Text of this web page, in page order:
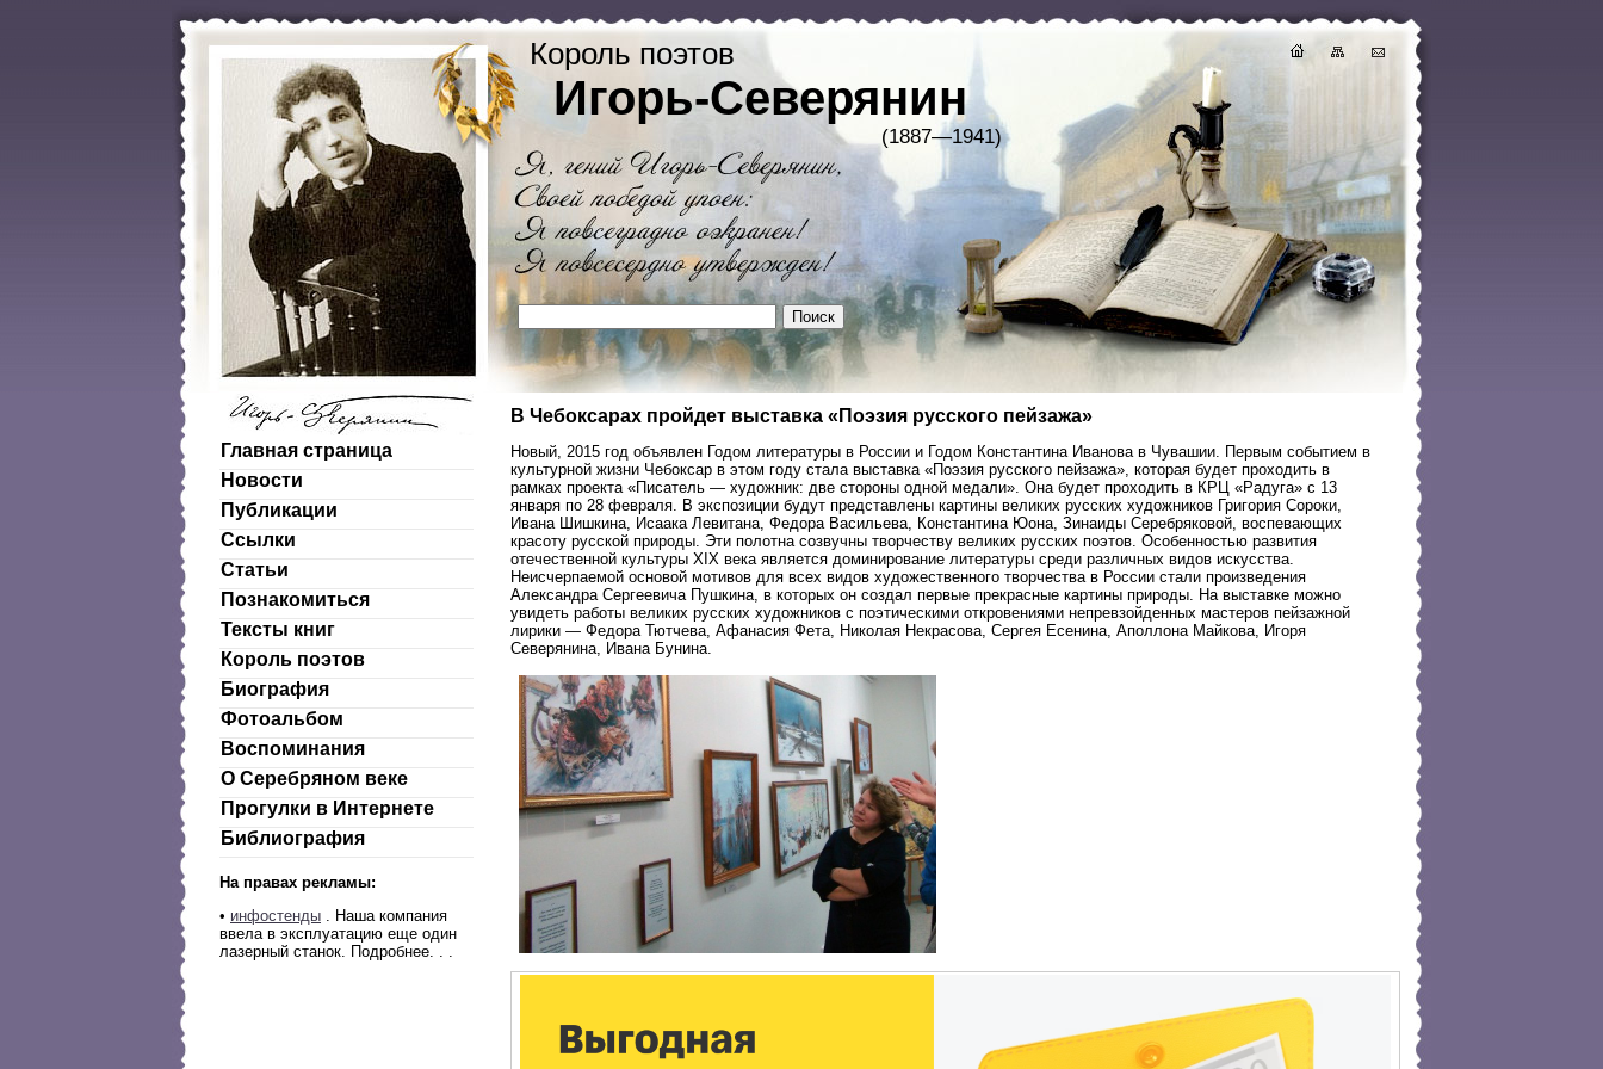
Король поэтов
Игорь-Северянин
(1887—1941)
Главная страница
Новости
Публикации
Ссылки
Статьи
Познакомиться
Тексты книг
Король поэтов
Биография
Фотоальбом
Воспоминания
О Серебряном веке
Прогулки в Интернете
Библиография
На правах рекламы:
• инфостенды . Наша компания
ввела в эксплуатацию еще один
лазерный станок. Подробнее. . .
В Чебоксарах пройдет выставка «Поэзия русского пейзажа»
Новый, 2015 год объявлен Годом литературы в России и Годом Константина Иванова в Чувашии. Первым событием в
культурной жизни Чебоксар в этом году стала выставка «Поэзия русского пейзажа», которая будет проходить в
рамках проекта «Писатель — художник: две стороны одной медали». Она будет проходить в КРЦ «Радуга» с 13
января по 28 февраля. В экспозиции будут представлены картины великих русских художников Григория Сороки,
Ивана Шишкина, Исаака Левитана, Федора Васильева, Константина Юона, Зинаиды Серебряковой, воспевающих
красоту русской природы. Эти полотна созвучны творчеству великих русских поэтов. Особенностью развития
отечественной культуры XIX века является доминирование литературы среди различных видов искусства.
Неисчерпаемой основой мотивов для всех видов художественного творчества в России стали произведения
Александра Сергеевича Пушкина, в которых он создал первые прекрасные картины природы. На выставке можно
увидеть работы великих русских художников с поэтическими откровениями непревзойденных мастеров пейзажной
лирики — Федора Тютчева, Афанасия Фета, Николая Некрасова, Сергея Есенина, Аполлона Майкова, Игоря
Северянина, Ивана Бунина.